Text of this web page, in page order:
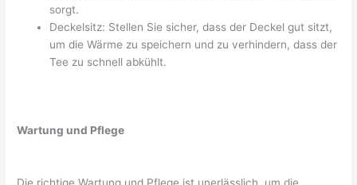
sorgt.
Deckelsitz: Stellen Sie sicher, dass der Deckel gut sitzt,
um die Wärme zu speichern und zu verhindern, dass der
Tee zu schnell abkühlt.
Wartung und Pflege